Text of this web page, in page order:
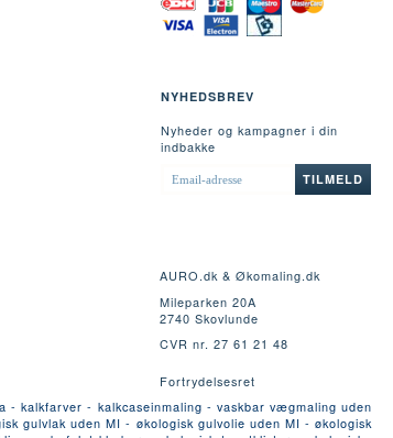
NYHEDSBREV
Nyheder og kampagner i din
indbakke
EMAIL-
ADRESSE
TILMELD
AURO.dk & Økomaling.dk
Mileparken 20A
2740 Skovlunde
CVR nr. 27 61 21 48
Fortrydelsesret
kalkfarver - kalkcaseinmaling - vaskbar vægmaling uden
gulvlak uden MI - økologisk gulvolie uden MI - økologisk